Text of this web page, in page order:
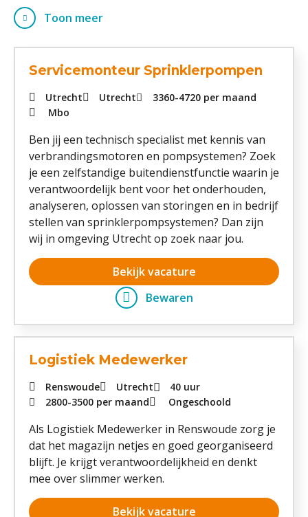
Toon meer
Servicemonteur Sprinklerpompen
Utrecht Utrecht 3360-4720 per maand
Mbo
Ben jij een technisch specialist met kennis van
verbrandingsmotoren en pompsystemen? Zoek
je een zelfstandige buitendienstfunctie waarin je
verantwoordelijk bent voor het onderhouden,
analyseren, oplossen van storingen en in bedrijf
stellen van sprinklerpompsystemen? Dan zijn
wij in omgeving Utrecht op zoek naar jou.
Bekijk vacature
Bewaren
Logistiek Medewerker
Renswoude Utrecht
40 uur
2800-3500 per maand Ongeschoold
Als Logistiek Medewerker in Renswoude zorg je
dat het magazijn netjes en goed georganiseerd
blijft. Je krijgt verantwoordelijkheid en denkt
mee over slimmer werken.
Bekijk vacature